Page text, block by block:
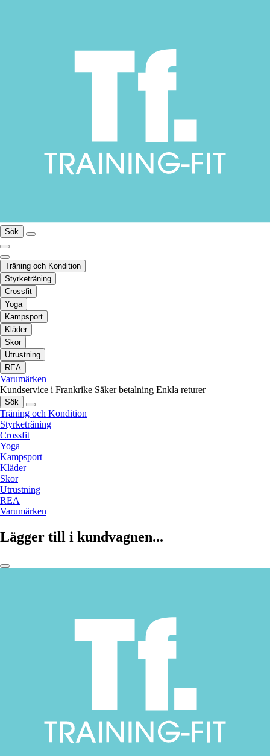
Sök
Träning och Kondition
Styrketräning
Crossfit
Yoga
Kampsport
Kläder
Skor
Utrustning
REA
Varumärken
Kundservice i Frankrike Säker betalning Enkla returer
Sök
Träning och Kondition
Styrketräning
Crossfit
Yoga
Kampsport
Kläder
Skor
Utrustning
REA
Varumärken
Lägger till i kundvagnen...